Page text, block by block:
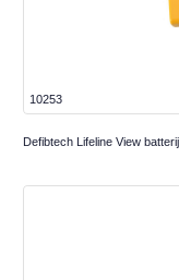
10253
Defibtech Lifeline View batterij